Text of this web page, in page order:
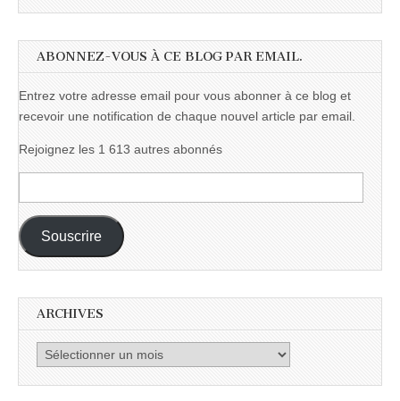
ABONNEZ-VOUS À CE BLOG PAR EMAIL.
Entrez votre adresse email pour vous abonner à ce blog et
recevoir une notification de chaque nouvel article par email.
Rejoignez les 1 613 autres abonnés
e-
mail :
Souscrire
ARCHIVES
Archives